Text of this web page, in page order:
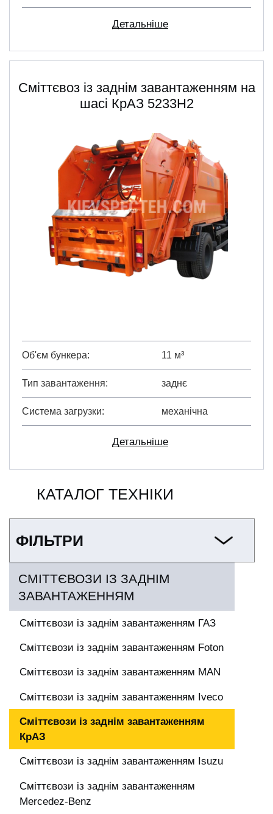
Детальніше
Сміттєвоз із заднім завантаженням на
шасі КрАЗ 5233H2
Об'єм бункера 11 м³
Тип завантаження заднє
Система загрузки механічна
Детальніше
КАТАЛОГ ТЕХНІКИ
ФІЛЬТРИ
СМІТТЄВОЗИ ІЗ ЗАДНІМ
ЗАВАНТАЖЕННЯМ
Сміттєвози із заднім завантаженням ГАЗ
Сміттєвози із заднім завантаженням Foton
Сміттєвози із заднім завантаженням MAN
Сміттєвози із заднім завантаженням Iveco
Сміттєвози із заднім завантаженням
КрАЗ
Сміттєвози із заднім завантаженням Isuzu
Сміттєвози із заднім завантаженням
Mercedez-Benz